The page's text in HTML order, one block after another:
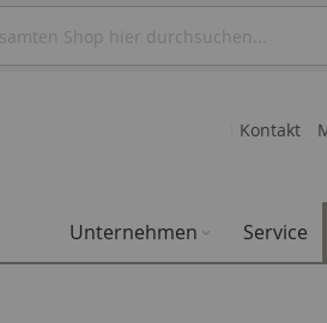
Kontakt
Service
Unternehmen